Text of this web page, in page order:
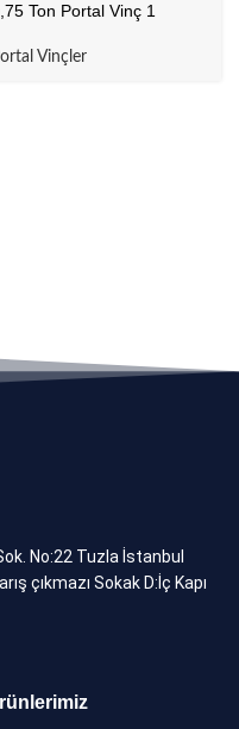
Ton Portal Vinç 1
Vinçler
No:22 Tuzla İstanbul
çıkmazı Sokak D:İç Kapı